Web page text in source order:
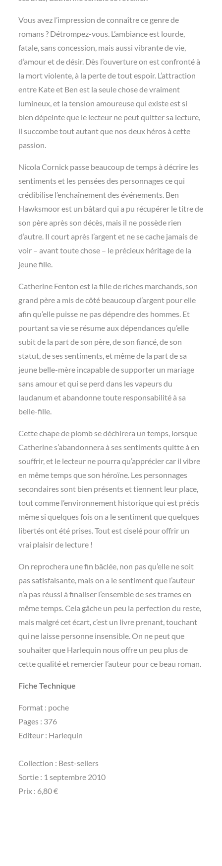
Vous avez l’impression de connaître ce genre de
romans ? Détrompez-vous. L’ambiance est lourde,
fatale, sans concession, mais aussi vibrante de vie,
d’amour et de désir. Dès l’ouverture on est confronté à
la mort violente, à la perte de tout espoir. L’attraction
entre Kate et Ben est la seule chose de vraiment
lumineux, et la tension amoureuse qui existe est si
bien dépeinte que le lecteur ne peut quitter sa lecture,
il succombe tout autant que nos deux héros à cette
passion.
Nicola Cornick passe beaucoup de temps à décrire les
sentiments et les pensées des personnages ce qui
crédibilise l’enchaînement des événements. Ben
Hawksmoor est un bâtard qui a pu récupérer le titre de
son père après son décès, mais il ne possède rien
d’autre. Il court après l’argent et ne se cache jamais de
voir – avant toute chose – le précieux héritage de la
jeune fille.
Catherine Fenton est la fille de riches marchands, son
grand père a mis de côté beaucoup d’argent pour elle
afin qu’elle puisse ne pas dépendre des hommes. Et
pourtant sa vie se résume aux dépendances qu’elle
subit de la part de son père, de son fiancé, de son
statut, de ses sentiments, et même de la part de sa
jeune belle-mère incapable de supporter un mariage
sans amour et qui se perd dans les vapeurs du
laudanum et abandonne toute responsabilité à sa
belle-fille.
Cette chape de plomb se déchirera un temps, lorsque
Catherine s’abandonnera à ses sentiments quitte à en
souffrir, et le lecteur ne pourra qu’apprécier car il vibre
en même temps que son héroïne. Les personnages
secondaires sont bien présents et tiennent leur place,
tout comme l’environnement historique qui est précis
même si quelques fois on a le sentiment que quelques
libertés ont été prises. Tout est ciselé pour offrir un
vrai plaisir de lecture !
On reprochera une fin bâclée, non pas qu’elle ne soit
pas satisfaisante, mais on a le sentiment que l’auteur
n’a pas réussi à finaliser l’ensemble de ses trames en
même temps. Cela gâche un peu la perfection du reste,
mais malgré cet écart, c’est un livre prenant, touchant
qui ne laisse personne insensible. On ne peut que
souhaiter que Harlequin nous offre un peu plus de
cette qualité et remercier l’auteur pour ce beau roman.
Fiche Technique
Format : poche
Pages : 376
Editeur : Harlequin
Collection : Best-sellers
Sortie : 1 septembre 2010
Prix : 6,80 €